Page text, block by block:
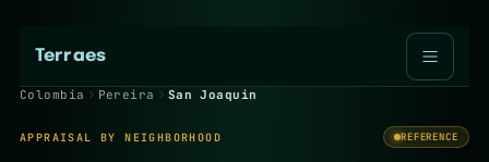
Terraes
Colombia Pereira San Joaquin
APPRAISAL BY NEIGHBORHOOD REFERENCE